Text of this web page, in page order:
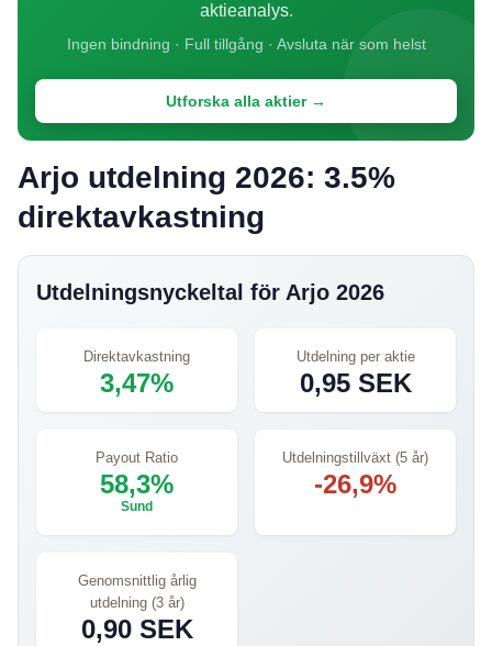
aktieanalys.
Ingen bindning · Full tillgång · Avsluta när som helst
Utforska alla aktier →
Arjo utdelning 2026: 3.5%
direktavkastning
Utdelningsnyckeltal för Arjo 2026
Direktavkastning
3,47%
Utdelning per aktie
0,95 SEK
Payout Ratio
58,3%
Sund
Utdelningstillväxt (5 år)
-26,9%
Genomsnittlig årlig
utdelning (3 år)
0,90 SEK